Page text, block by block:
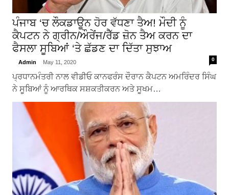
ਪੰਜਾਬ ‘ਚ ਲੌਕਡਾਊਨ ਹੋਰ ਵੱਧਣਾ ਤੈਅ! ਮੌਦੀ ਨੂੰ
ਕੈਪਟਨ ਨੇ ਗ੍ਰੀਨ/ਔਰੇਂਜ/ਰੈੱਡ ਜ਼ੋਨ ਤੈਅ ਕਰਨ ਦਾ
ਫੈਸਲਾ ਸੂਬਿਆਂ ‘ਤੇ ਛੱਡਣ ਦਾ ਦਿੱਤਾ ਸੁਝਾਅ
Admin May 11, 2020 0
ਪ੍ਰਧਾਨਮੰਤਰੀ ਨਾਲ ਵੀਡੀਓ ਕਾਨਫਰੰਸ ਦੌਰਾਨ ਕੈਪਟਨ ਅਮਰਿੰਦਰ ਸਿੰਘ
ਨੇ ਸੂਬਿਆਂ ਨੂੰ ਆਰਥਿਕ ਸਸ਼ਕਤੀਕਰਨ ਅਤੇ ਸੂਖਮ…